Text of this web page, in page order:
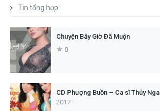
Tin tổng hợp
Chuyện Bây Giờ Đã Muộn
0
CD Phượng Buồn – Ca sĩ Thúy Nga
2017